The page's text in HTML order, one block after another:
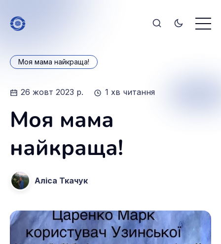
Моя мама найкраща!
26 жовт 2023 р. 1 хв читання
Моя мама
найкраща!
Аліса Ткачук